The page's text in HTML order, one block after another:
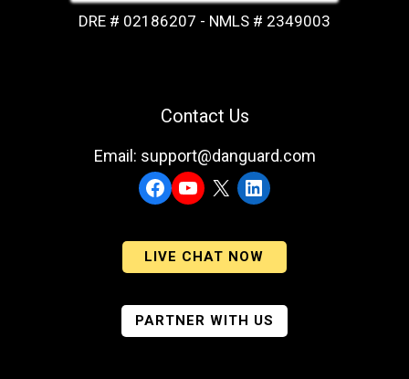
DRE # 02186207 - NMLS # 2349003
Contact Us
Email: support@danguard.com
Facebook
YouTubeLinkedIn
LIVE CHAT NOW
PARTNER WITH US